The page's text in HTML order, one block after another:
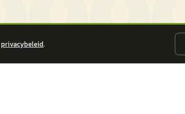
privacybeleid.